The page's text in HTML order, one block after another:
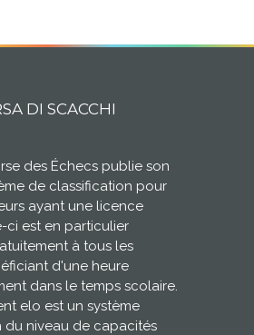
DI SCACCHI
des Échecs publie son
de classification pour
ayant une licence
ci est en particulier
à tous les
d'une heure
dans le temps scolaire.
elo est un système
du niveau de capacités